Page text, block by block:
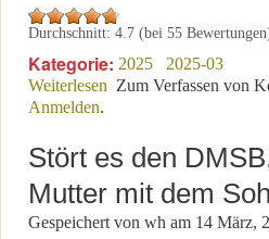
Durchschnitt: 4.7 (bei 55
Kategorie: 2025
2025-03
Weiterlesen über Ist das 24h-
Zum Verfassen von
Anmelden.
Stört es den
Mutter mit dem
Gespeichert von wh am 14 März,